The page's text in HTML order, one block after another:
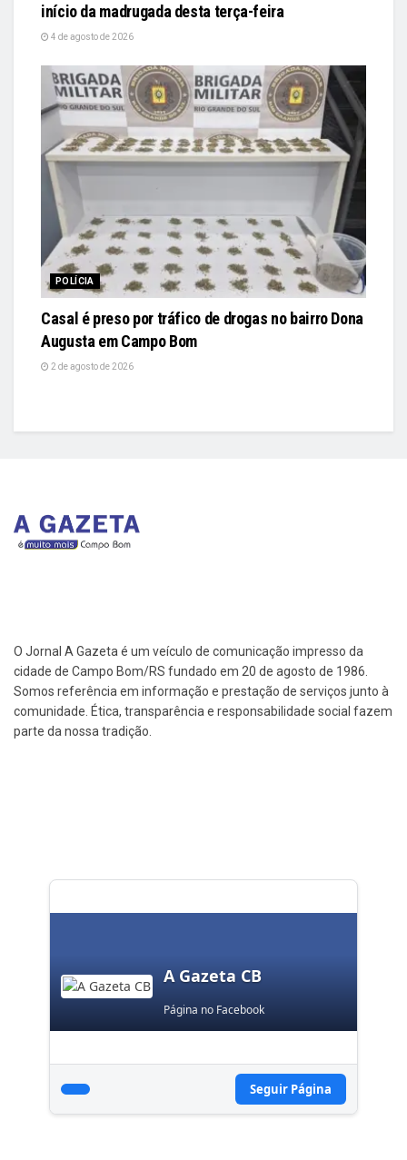
início da madrugada desta terça-feira
4 de agosto de 2026
POLÍCIA
Casal é preso por tráfico de drogas no bairro Dona
Augusta em Campo Bom
2 de agosto de 2026
O Jornal A Gazeta é um veículo de comunicação impresso da
cidade de Campo Bom/RS fundado em 20 de agosto de 1986.
Somos referência em informação e prestação de serviços junto à
comunidade. Ética, transparência e responsabilidade social fazem
parte da nossa tradição.
A Gazeta CB
Página no Facebook
Seguir Página